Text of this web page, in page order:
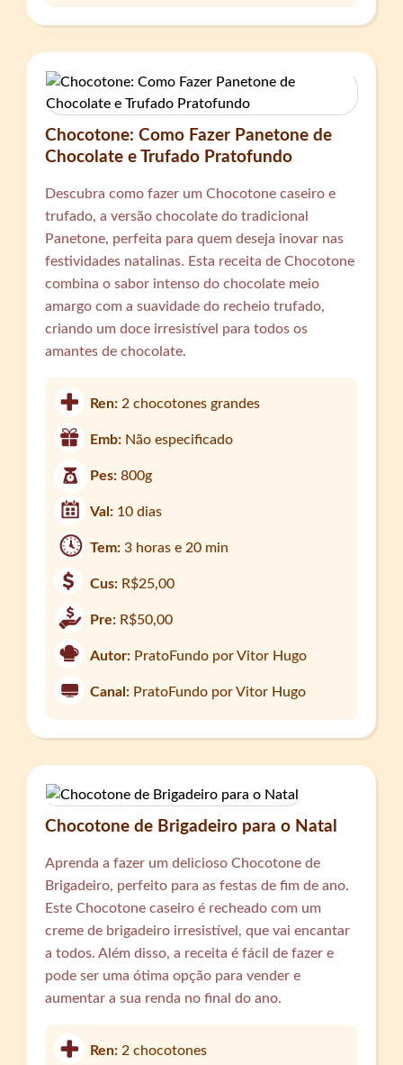
Chocotone: Como Fazer Panetone de
Chocolate e Trufado Pratofundo
Descubra como fazer um Chocotone caseiro e
trufado, a versão chocolate do tradicional
Panetone, perfeita para quem deseja inovar nas
festividades natalinas. Esta receita de Chocotone
combina o sabor intenso do chocolate meio
amargo com a suavidade do recheio trufado,
criando um doce irresistível para todos os
amantes de chocolate.
Ren: 2 chocotones grandes
Emb: Não especificado
Pes:800g
Val: 10 dias
Tem:3 horas e 20 min
Cus: R$25,00
Pre: R$50,00
Autor: PratoFundo por Vitor Hugo
Canal: PratoFundo por Vitor Hugo
Chocotone de Brigadeiro para o Natal
Aprenda a fazer um delicioso Chocotone de
Brigadeiro, perfeito para as festas de fim de ano.
Este Chocotone caseiro é recheado com um
creme de brigadeiro irresistível, que vai encantar
a todos. Além disso, a receita é fácil de fazer e
pode ser uma ótima opção para vender e
aumentar a sua renda no final do ano.
Ren:2 chocotones